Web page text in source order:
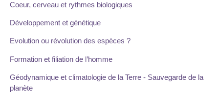
Coeur, cerveau et rythmes biologiques
Développement et génétique
Evolution ou révolution des espèces ?
Formation et filiation de l’homme
Géodynamique et climatologie de la Terre - Sauvegarde de la
planète